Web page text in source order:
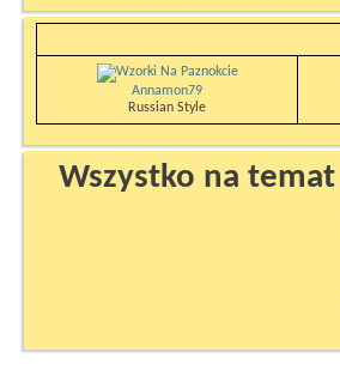
Annamon79
Russian Style
Wszystko na